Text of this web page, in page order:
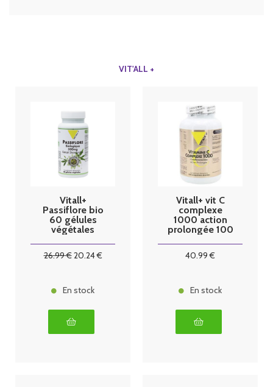
VIT'ALL +
Vitall+
Passiflore bio
60 gélules
végétales
26.99€20.24€
En stock
Vitall+ vit C
complexe
1000 action
prolongée 100
40.99 €
En stock